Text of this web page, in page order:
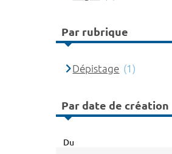
Par rubrique
Dépistage (1)
Par date de création
Du